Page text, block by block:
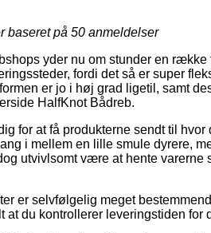
baseret på 50 anmeldelser
yder nu om stunder en
fordi det så er super
er jo i høj grad ligetil, samt
HalfKnot Bådreb.
for at få produkterne sendt til
i mellem en lille smule dyrere,
utvivlsomt være at hente varerne
er selvfølgelig meget
at du kontrollerer leveringstiden for